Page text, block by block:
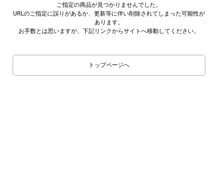
ご指定の商品が見つかりませんでした。
URLのご指定に誤りがあるか、更新等に伴い削除されてしまった可能性が
あります。
お手数とは思いますが、下記リンクからサイトへ移動してください。
トップページへ